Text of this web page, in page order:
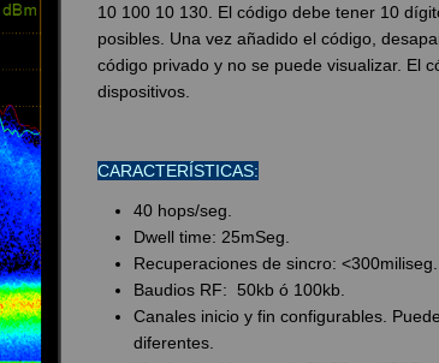
10 100 10 130. El código debe tener 10
posibles. Una vez añadido el código,
código privado y no se puede visualizar. El
dispositivos.
CARACTERÍSTICAS:
40 hops/seg.
Dwell time: 25mSeg.
Recuperaciones de sincro: <300miliseg.
Baudios RF: 50kb ó 100kb.
Canales inicio y fin configurables.
diferentes.